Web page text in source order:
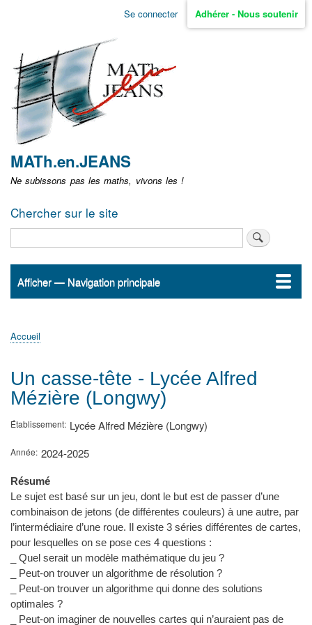
Aller
non
identifié
Se connecter Adhérer - Nous soutenir
MATh.en.JEANS
Ne subissons pas les maths, vivons les !
Chercher sur le site
Navigation
Afficher — Navigation principale
Accueil
ActualitésMATh.en.JEANS ?
Régions et Ateliers
Créer, gérer un atelier
Sujets/Publications
Congrès
d'Ariane
Accueil
Un casse-tête - Lycée Alfred
Mézière (Longwy)
Établissement Lycée Alfred Mézière (Longwy)
Année 2024-2025
Résumé
Le sujet est basé sur un jeu, dont le but est de passer d’une
combinaison de jetons (de différentes couleurs) à une autre, par
l’intermédiaire d’une roue. Il existe 3 séries différentes de cartes,
pour lesquelles on se pose ces 4 questions :
_ Quel serait un modèle mathématique du jeu ?
_ Peut-on trouver un algorithme de résolution ?
_ Peut-on trouver un algorithme qui donne des solutions
optimales ?
_ Peut-on imaginer de nouvelles cartes qui n’auraient pas de